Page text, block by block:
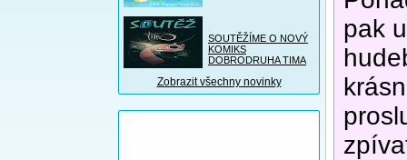
SOUTĚŽÍME O NOVÝ
KOMIKS
DOBRODRUHA TIMA
Zobrazit všechny novinky
pak